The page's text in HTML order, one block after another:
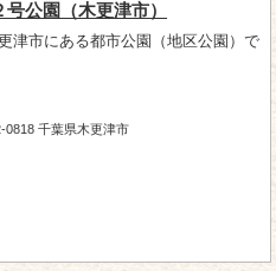
公園（木更津市）
津市にある都市公園（地区公園）で
0818 千葉県木更津市